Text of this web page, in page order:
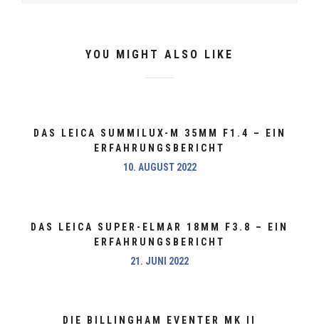
YOU MIGHT ALSO LIKE
DAS LEICA SUMMILUX-M 35MM F1.4 – EIN
ERFAHRUNGSBERICHT
10. AUGUST 2022
DAS LEICA SUPER-ELMAR 18MM F3.8 – EIN
ERFAHRUNGSBERICHT
21. JUNI 2022
DIE BILLINGHAM EVENTER MK II